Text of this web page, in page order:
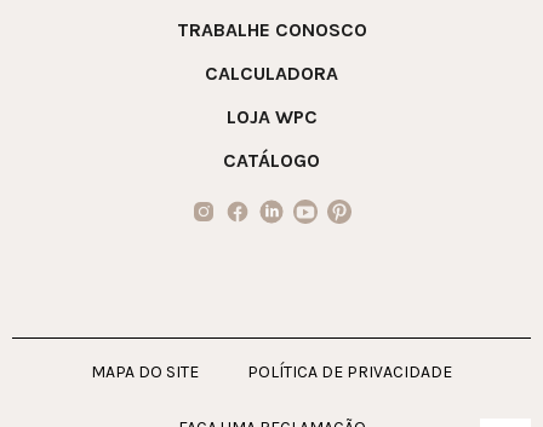
TRABALHE CONOSCO
CALCULADORA
LOJA WPC
CATÁLOGO
MAPA DO SITE POLÍTICA DE PRIVACIDADE